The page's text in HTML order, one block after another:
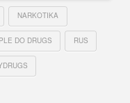
NARKOTIKA
DO DRUGS RUS